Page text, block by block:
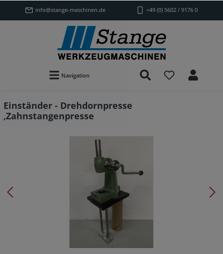
info@stange-maschinen.de +49 (0) 5602 / 9176 0
Navigation
Einständer - Drehdornpresse
,Zahnstangenpresse